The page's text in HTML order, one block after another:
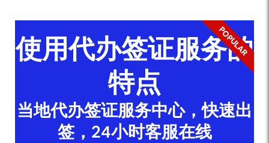
使用代办签证服务的
特点
当地代办签证服务中心，快速出
签，24小时客服在线
POPULAR